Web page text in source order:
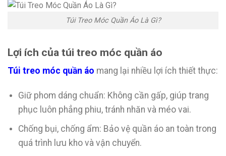
Túi Treo Móc Quần Áo Là Gì?
Lợi ích của túi treo móc quần áo
Túi treo móc quần áo mang lại nhiều lợi ích thiết thực:
Giữ phom dáng chuẩn: Không cần gấp, giúp trang
phục luôn phẳng phiu, tránh nhăn và méo vai.
Chống bụi, chống ẩm: Bảo vệ quần áo an toàn trong
quá trình lưu kho và vận chuyển.